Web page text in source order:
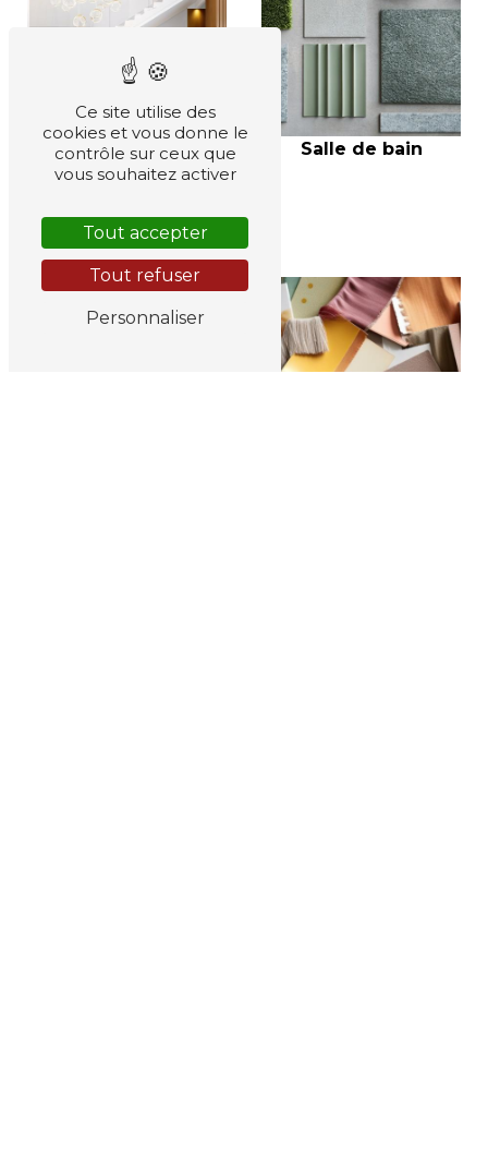
Extension de maison
Salle de bain
Ce site utilise des
cookies et vous donne le
contrôle sur ceux que
vous souhaitez activer
Tout accepter
Tout refuser
Personnaliser